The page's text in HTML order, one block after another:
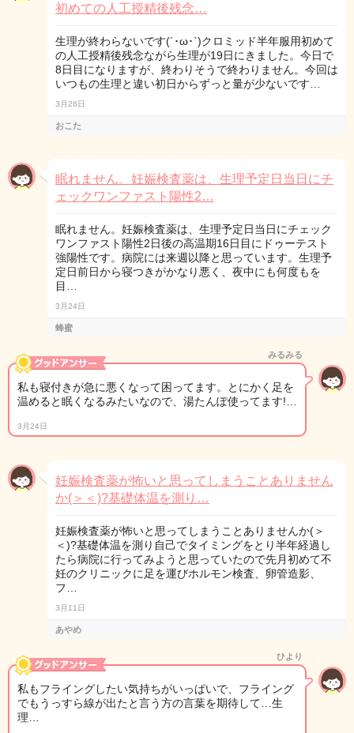
初めての人工授精後残念…
生理が終わらないです(´･ω･`)クロミッド半年服用初めて
の人工授精後残念ながら生理が19日にきました。今日で
8日目になりますが、終わりそうで終わりません。今回は
いつもの生理と違い初日からずっと量が少ないです…
3月26日
おこた
眠れません。妊娠検査薬は、生理予定日当日にチ
ェックワンファスト陽性2…
眠れません。妊娠検査薬は、生理予定日当日にチェック
ワンファスト陽性2日後の高温期16日目にドゥーテスト
強陽性です。病院には来週以降と思っています。生理予
定日前日から寝つきがかなり悪く、夜中にも何度もを
目…
3月24日
蜂蜜
みるみる
私も寝付きが急に悪くなって困ってます。とにかく足を
温めると眠くなるみたいなので、湯たんぽ使ってます!…
3月24日
妊娠検査薬が怖いと思ってしまうことありません
か(＞＜)?基礎体温を測り…
妊娠検査薬が怖いと思ってしまうことありませんか(＞
＜)?基礎体温を測り自己でタイミングをとり半年経過し
たら病院に行ってみようと思っていたので先月初めて不
妊のクリニックに足を運びホルモン検査、卵管造影、
フ…
3月11日
あやめ
ひより
私もフライングしたい気持ちがいっぱいで、フライング
でもうっすら線が出たと言う方の言葉を期待して…生
理…